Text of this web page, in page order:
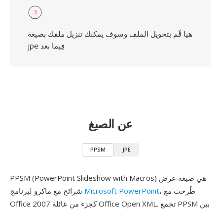
3
هيا قُم بتحويل الملف وسوف يمكنك تنزيل ملفك بصيغة
jpe فِيما بعد
عن الصيغ
PPSM JPE
PPSM (PowerPoint Slideshow with Macros) هي صيغة عرض
Microsoft PowerPoint، طُرحت مع
Office 2007 كجزء من عائلة Office Open XML. تجمع PPSM بين